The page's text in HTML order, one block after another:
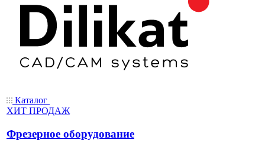
Каталог
ХИТ ПРОДАЖ
Фрезерное оборудование